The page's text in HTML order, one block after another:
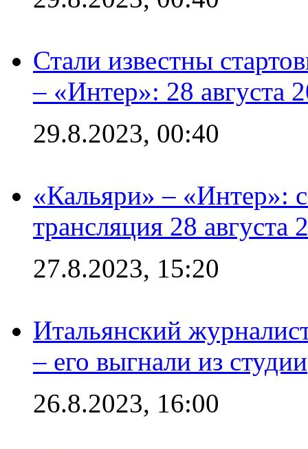
Стали известны
– «Интер»: 28 августа
29.8.2023, 00:40
«Кальяри» – «Интер»:
трансляция 28 августа
27.8.2023, 15:20
Итальянский
– его выгнали из студии
26.8.2023, 16:00